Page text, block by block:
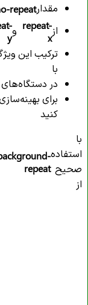
مقدارrepeat
ازrepeat-
x
و
y
ترکیب این
با
در دستگاه‌های
برای
کنید
با
استفاده
صحیح
از
repeat